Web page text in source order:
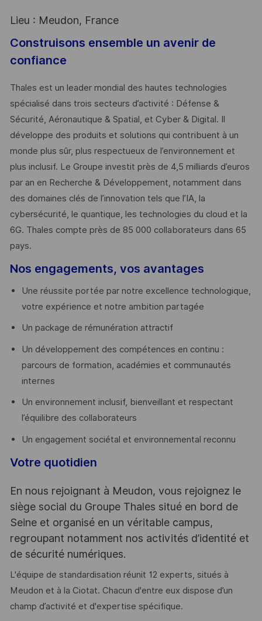
Lieu : Meudon, France
Construisons ensemble un avenir de
confiance
Thales est un leader mondial des hautes technologies
spécialisé dans trois secteurs d’activité : Défense &
Sécurité, Aéronautique & Spatial, et Cyber & Digital. Il
développe des produits et solutions qui contribuent à un
monde plus sûr, plus respectueux de l’environnement et
plus inclusif. Le Groupe investit près de 4,5 milliards d’euros
par an en Recherche & Développement, notamment dans
des domaines clés de l’innovation tels que l’IA, la
cybersécurité, le quantique, les technologies du cloud et la
6G. Thales compte près de 85 000 collaborateurs dans 65
pays. ​
Nos engagements, vos avantages
Une réussite portée par notre excellence technologique,
votre expérience et notre ambition partagée
Un package de rémunération attractif
Un développement des compétences en continu :
parcours de formation, académies et communautés
internes
Un environnement inclusif, bienveillant et respectant
l’équilibre des collaborateurs
Un engagement sociétal et environnemental reconnu
Votre quotidien
En nous rejoignant à Meudon, vous rejoignez le
siège social du Groupe Thales situé en bord de
Seine et organisé en un véritable campus,
regroupant notamment nos activités d’identité et
de sécurité numériques.
L'équipe de standardisation réunit 12 experts, situés à
Meudon et à la Ciotat. Chacun d'entre eux dispose d’un
champ d’activité et d'expertise spécifique.